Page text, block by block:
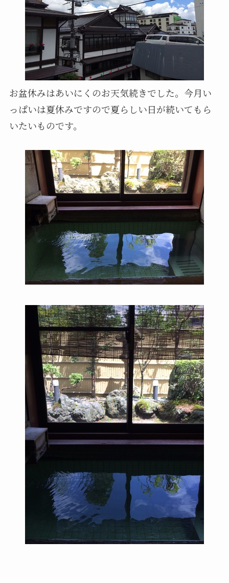
お盆休みはあいにくのお天気続きでした。今月い
っぱいは夏休みですので夏らしい日が続いてもら
いたいものです。